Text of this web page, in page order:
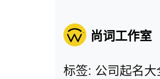
尚词工作室
标签: 公司起名